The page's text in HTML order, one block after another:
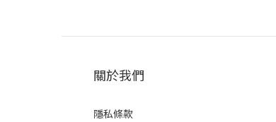
關於我們
隱私條款